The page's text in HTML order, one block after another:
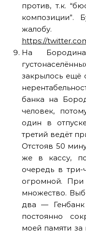
против, т.к.
композиции”.
https://
На
закрылось ещё
банка на
человек,
один в
третий ведёт
Отстояв 50
же в кассу,
очередь в три-
огромной.
множество.
два —
постоянно
моей памяти за